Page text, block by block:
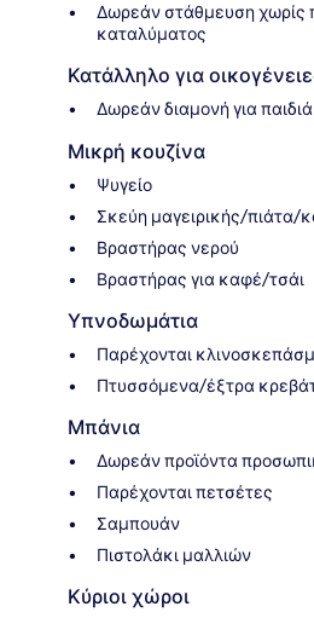
Δωρεάν στάθμευση χωρίς
καταλύματος
Κατάλληλο για
Δωρεάν διαμονή για παιδιά
Μικρή κουζίνα
Ψυγείο
Σκεύη μαγειρικής/πιάτα/
Βραστήρας νερού
Βραστήρας για καφέ/τσάι
Υπνοδωμάτια
Παρέχονται
Πτυσσόμενα/έξτρα
Μπάνια
Δωρεάν προϊόντα
Παρέχονται πετσέτες
Σαμπουάν
Πιστολάκι μαλλιών
Κύριοι χώροι